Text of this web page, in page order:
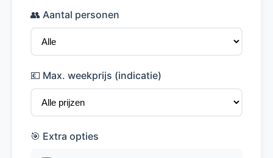
👥 Aantal personen
💶 Max. weekprijs (indicatie)
🎯 Extra opties